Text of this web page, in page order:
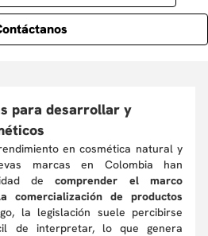
para desarrollar y
en cosmética natural y
marcas en Colombia han
decomprender el marco
comercialización de productos
la legislación suele percibirse
de interpretar, lo que genera